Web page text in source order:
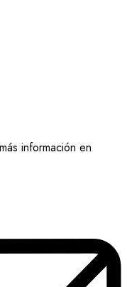
información en